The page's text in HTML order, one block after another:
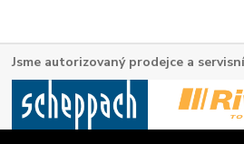
Jsme autorizovaný prodejce a